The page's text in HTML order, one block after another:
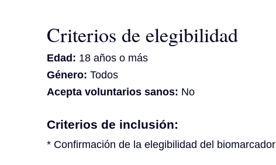
Criterios de elegibilidad
Edad: 18 años o más
Género: Todos
Acepta voluntarios sanos: No
Criterios de inclusión:
* Confirmación de la elegibilidad del biomarcador